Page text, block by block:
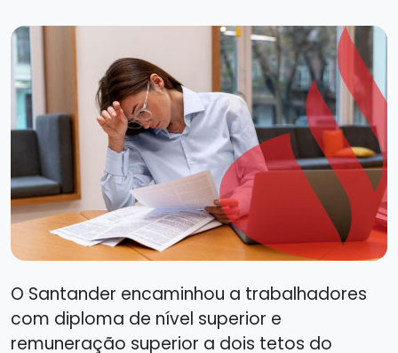
O Santander encaminhou a trabalhadores
com diploma de nível superior e
remuneração superior a dois tetos do